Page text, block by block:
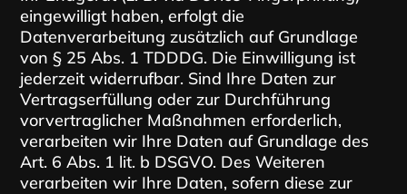
eingewilligt haben, erfolgt die
Datenverarbeitung zusätzlich auf Grundlage
von § 25 Abs. 1 TDDDG. Die Einwilligung ist
jederzeit widerrufbar. Sind Ihre Daten zur
Vertragserfüllung oder zur Durchführung
vorvertraglicher Maßnahmen erforderlich,
verarbeiten wir Ihre Daten auf Grundlage des
Art. 6 Abs. 1 lit. b DSGVO. Des Weiteren
verarbeiten wir Ihre Daten, sofern diese zur